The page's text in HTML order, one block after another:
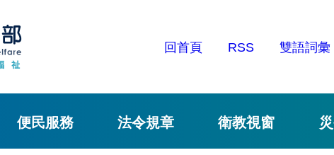
回首頁 RSS 雙語詞彙
便民服務 法令規章 衛教視窗